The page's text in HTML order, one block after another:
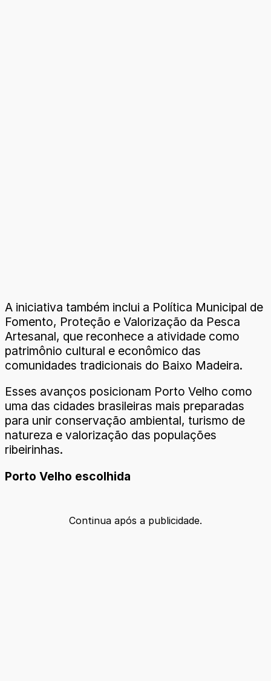
A iniciativa também inclui a Política Municipal de
Fomento, Proteção e Valorização da Pesca
Artesanal, que reconhece a atividade como
patrimônio cultural e econômico das
comunidades tradicionais do Baixo Madeira.
Esses avanços posicionam Porto Velho como
uma das cidades brasileiras mais preparadas
para unir conservação ambiental, turismo de
natureza e valorização das populações
ribeirinhas.
Porto Velho escolhida
Continua após a publicidade.